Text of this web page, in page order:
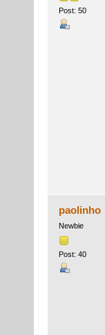
Post: 50
paolinho
Newbie
Post: 40